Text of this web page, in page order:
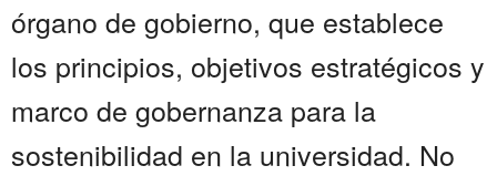
órgano de gobierno, que establece
los principios, objetivos estratégicos y
marco de gobernanza para la
sostenibilidad en la universidad. No